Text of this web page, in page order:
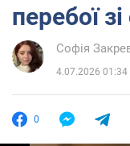
перебої
Софія
4.07.2026 01:34
0